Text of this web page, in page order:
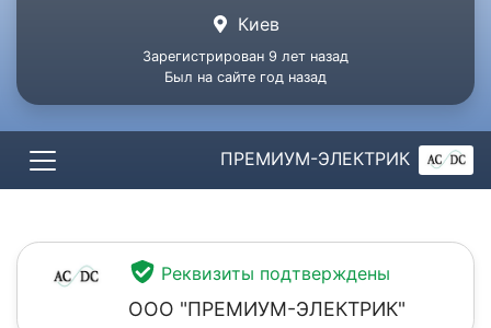
Киев
Зарегистрирован 9 лет назад
Был на сайте год назад
ПРЕМИУМ-ЭЛЕКТРИК
Реквизиты подтверждены
ООО "ПРЕМИУМ-ЭЛЕКТРИК"